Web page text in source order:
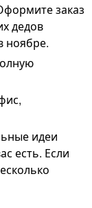
заказ
дедов
ноябре.
идеи
есть. Если